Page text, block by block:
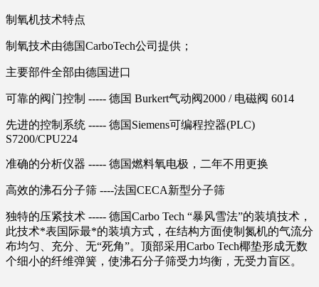
制氧机技术特点
制氧技术由德国CarboTech公司提供；
主要部件全部由德国进口
可靠的阀门控制 ----- 德国 Burkert气动阀2000 / 电磁阀 6014
先进的控制系统 ----- 德国Siemens可编程控器(PLC)
S7200/CPU224
准确的分析仪器 ----- 德国燃料氧电极，二年不用更换
高效的沸石分子筛 ----法国CECA新型分子筛
独特的压紧技术 ----- 德国Carbo Tech “暴风雪法”的装填技术，
此技术*表国际最*的装填方式，在结构方面使制氮机的气流分
布均匀、充分、无“死角”。顶部采用Carbo Tech椰垫形成无数
个细小的纤维弹簧，使沸石分子筛受力均衡，无受力盲区。